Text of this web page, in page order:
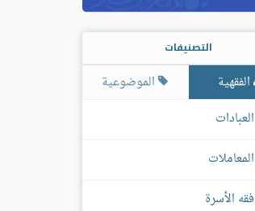
التصنيفات
الفقهية
الموضوعية
العبادات
المعاملات
فقه الأسرة